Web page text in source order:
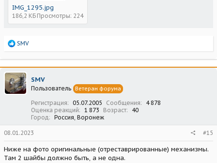
IMG_1295.jpg
186,2 КБ Просмотры: 224
Р
а
к
ц
и
и
SMV
SMV
Пользователь Ветеран форума
Регистрация 05.07.2005 Сообщения
4 878
Оценка реакций
1 873 Возраст
40
Город
Россия, Воронеж
08.01.2023 #15
Ниже на фото оригинальные (отреставрированные) механизмы.
Там 2 шайбы должно быть, а не одна.